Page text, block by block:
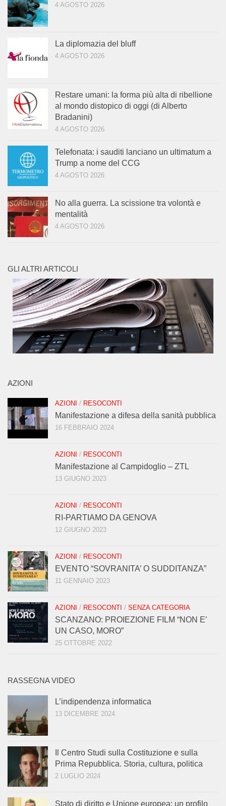
4 AGOSTO 2026
La diplomazia del bluff
4 AGOSTO 2026
Restare umani: la forma più alta di ribellione
al mondo distopico di oggi (di Alberto
Bradanini)
4 AGOSTO 2026
Telefonata: i sauditi lanciano un ultimatum a
Trump a nome del CCG
4 AGOSTO 2026
No alla guerra. La scissione tra volontà e
mentalità
4 AGOSTO 2026
GLI ALTRI ARTICOLI
AZIONI
AZIONI / RESOCONTI
Manifestazione a difesa della sanità pubblica
16 FEBBRAIO 2024
AZIONI / RESOCONTI
Manifestazione al Campidoglio – ZTL
13 GIUGNO 2023
AZIONI / RESOCONTI
RI-PARTIAMO DA GENOVA
12 GIUGNO 2023
AZIONI / RESOCONTI
EVENTO “SOVRANITA’ O SUDDITANZA”
11 GENNAIO 2023
AZIONI / RESOCONTI / SENZA CATEGORIA
SCANZANO: PROIEZIONE FILM “NON E’
UN CASO, MORO”
25 OTTOBRE 2022
RASSEGNA VIDEO
L’indipendenza informatica
13 DICEMBRE 2024
Il Centro Studi sulla Costituzione e sulla
Prima Repubblica. Storia, cultura, politica
2 LUGLIO 2024
Stato di diritto e Unione europea: un profilo